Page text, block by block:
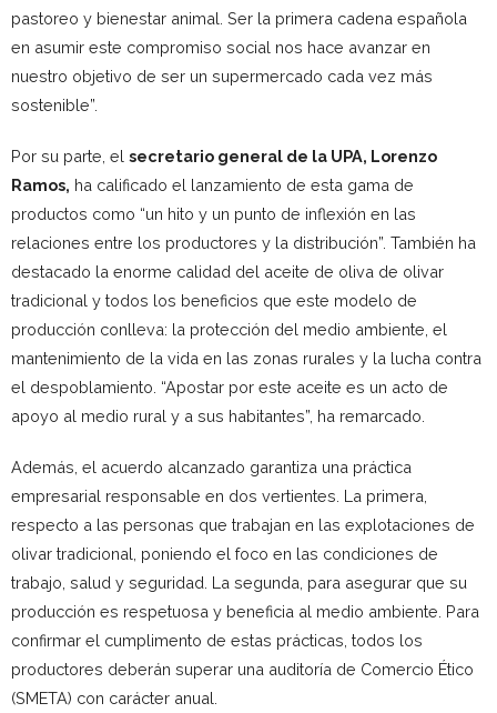
pastoreo y bienestar animal. Ser la primera cadena española
en asumir este compromiso social nos hace avanzar en
nuestro objetivo de ser un supermercado cada vez más
sostenible”.
Por su parte, el secretario general de la UPA, Lorenzo
Ramos, ha calificado el lanzamiento de esta gama de
productos como “un hito y un punto de inflexión en las
relaciones entre los productores y la distribución”. También ha
destacado la enorme calidad del aceite de oliva de olivar
tradicional y todos los beneficios que este modelo de
producción conlleva: la protección del medio ambiente, el
mantenimiento de la vida en las zonas rurales y la lucha contra
el despoblamiento. “Apostar por este aceite es un acto de
apoyo al medio rural y a sus habitantes”, ha remarcado.
Además, el acuerdo alcanzado garantiza una práctica
empresarial responsable en dos vertientes. La primera,
respecto a las personas que trabajan en las explotaciones de
olivar tradicional, poniendo el foco en las condiciones de
trabajo, salud y seguridad. La segunda, para asegurar que su
producción es respetuosa y beneficia al medio ambiente. Para
confirmar el cumplimento de estas prácticas, todos los
productores deberán superar una auditoría de Comercio Ético
(SMETA) con carácter anual.